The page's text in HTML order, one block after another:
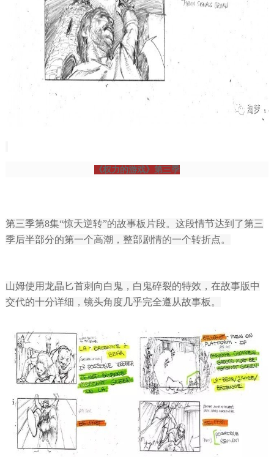
《权力的游戏》第三季
第三季第8集“惊天逆转”的故事板片段。这段情节达到了第三
季后半部分的第一个高潮，整部剧情的一个转折点。
山姆使用龙晶匕首刺向白鬼，白鬼碎裂的特效，在故事版中
交代的十分详细，镜头角度几乎完全遵从故事板。